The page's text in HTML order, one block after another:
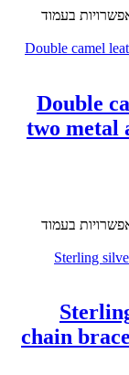
בעמוד
Double
two metal
בעמוד
chain